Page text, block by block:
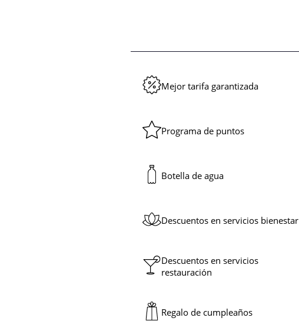
Mejor tarifa garantizada
Programa de puntos
Botella de agua
Descuentos en servicios bienestar
Descuentos en servicios
restauración
Regalo de cumpleaños